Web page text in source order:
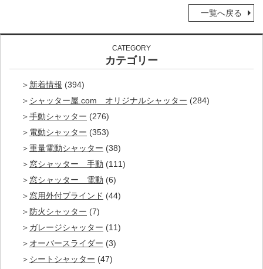
一覧へ戻る
CATEGORY
カテゴリー
新着情報 (394)
シャッター屋.com オリジナルシャッター (284)
手動シャッター (276)
電動シャッター (353)
重量電動シャッター (38)
窓シャッター 手動 (111)
窓シャッター 電動 (6)
窓用外付ブラインド (44)
防火シャッター (7)
ガレージシャッター (11)
オーバースライダー (3)
シートシャッター (47)